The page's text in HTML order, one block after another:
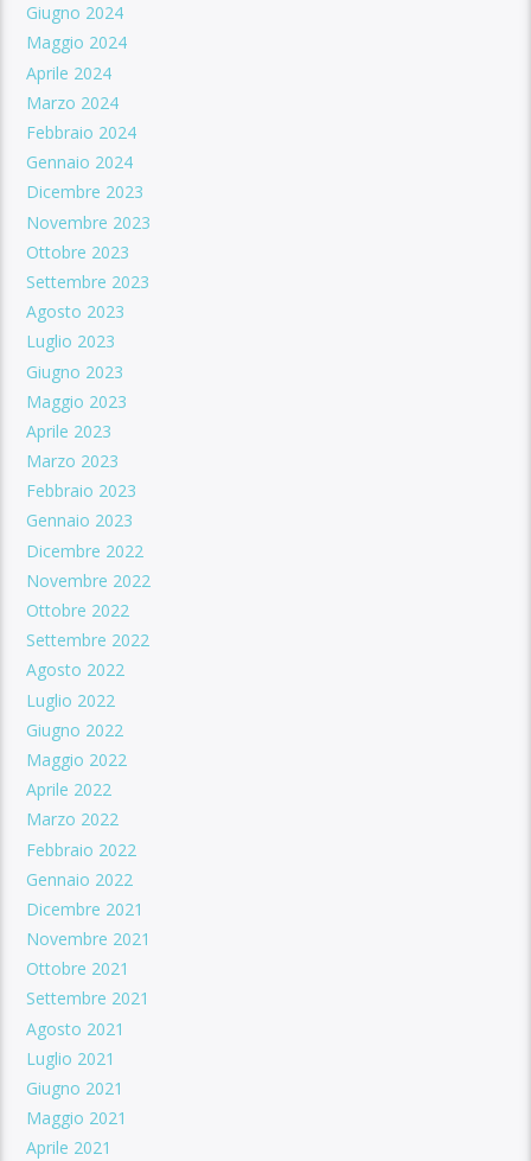
Giugno 2024
Maggio 2024
Aprile 2024
Marzo 2024
Febbraio 2024
Gennaio 2024
Dicembre 2023
Novembre 2023
Ottobre 2023
Settembre 2023
Agosto 2023
Luglio 2023
Giugno 2023
Maggio 2023
Aprile 2023
Marzo 2023
Febbraio 2023
Gennaio 2023
Dicembre 2022
Novembre 2022
Ottobre 2022
Settembre 2022
Agosto 2022
Luglio 2022
Giugno 2022
Maggio 2022
Aprile 2022
Marzo 2022
Febbraio 2022
Gennaio 2022
Dicembre 2021
Novembre 2021
Ottobre 2021
Settembre 2021
Agosto 2021
Luglio 2021
Giugno 2021
Maggio 2021
Aprile 2021